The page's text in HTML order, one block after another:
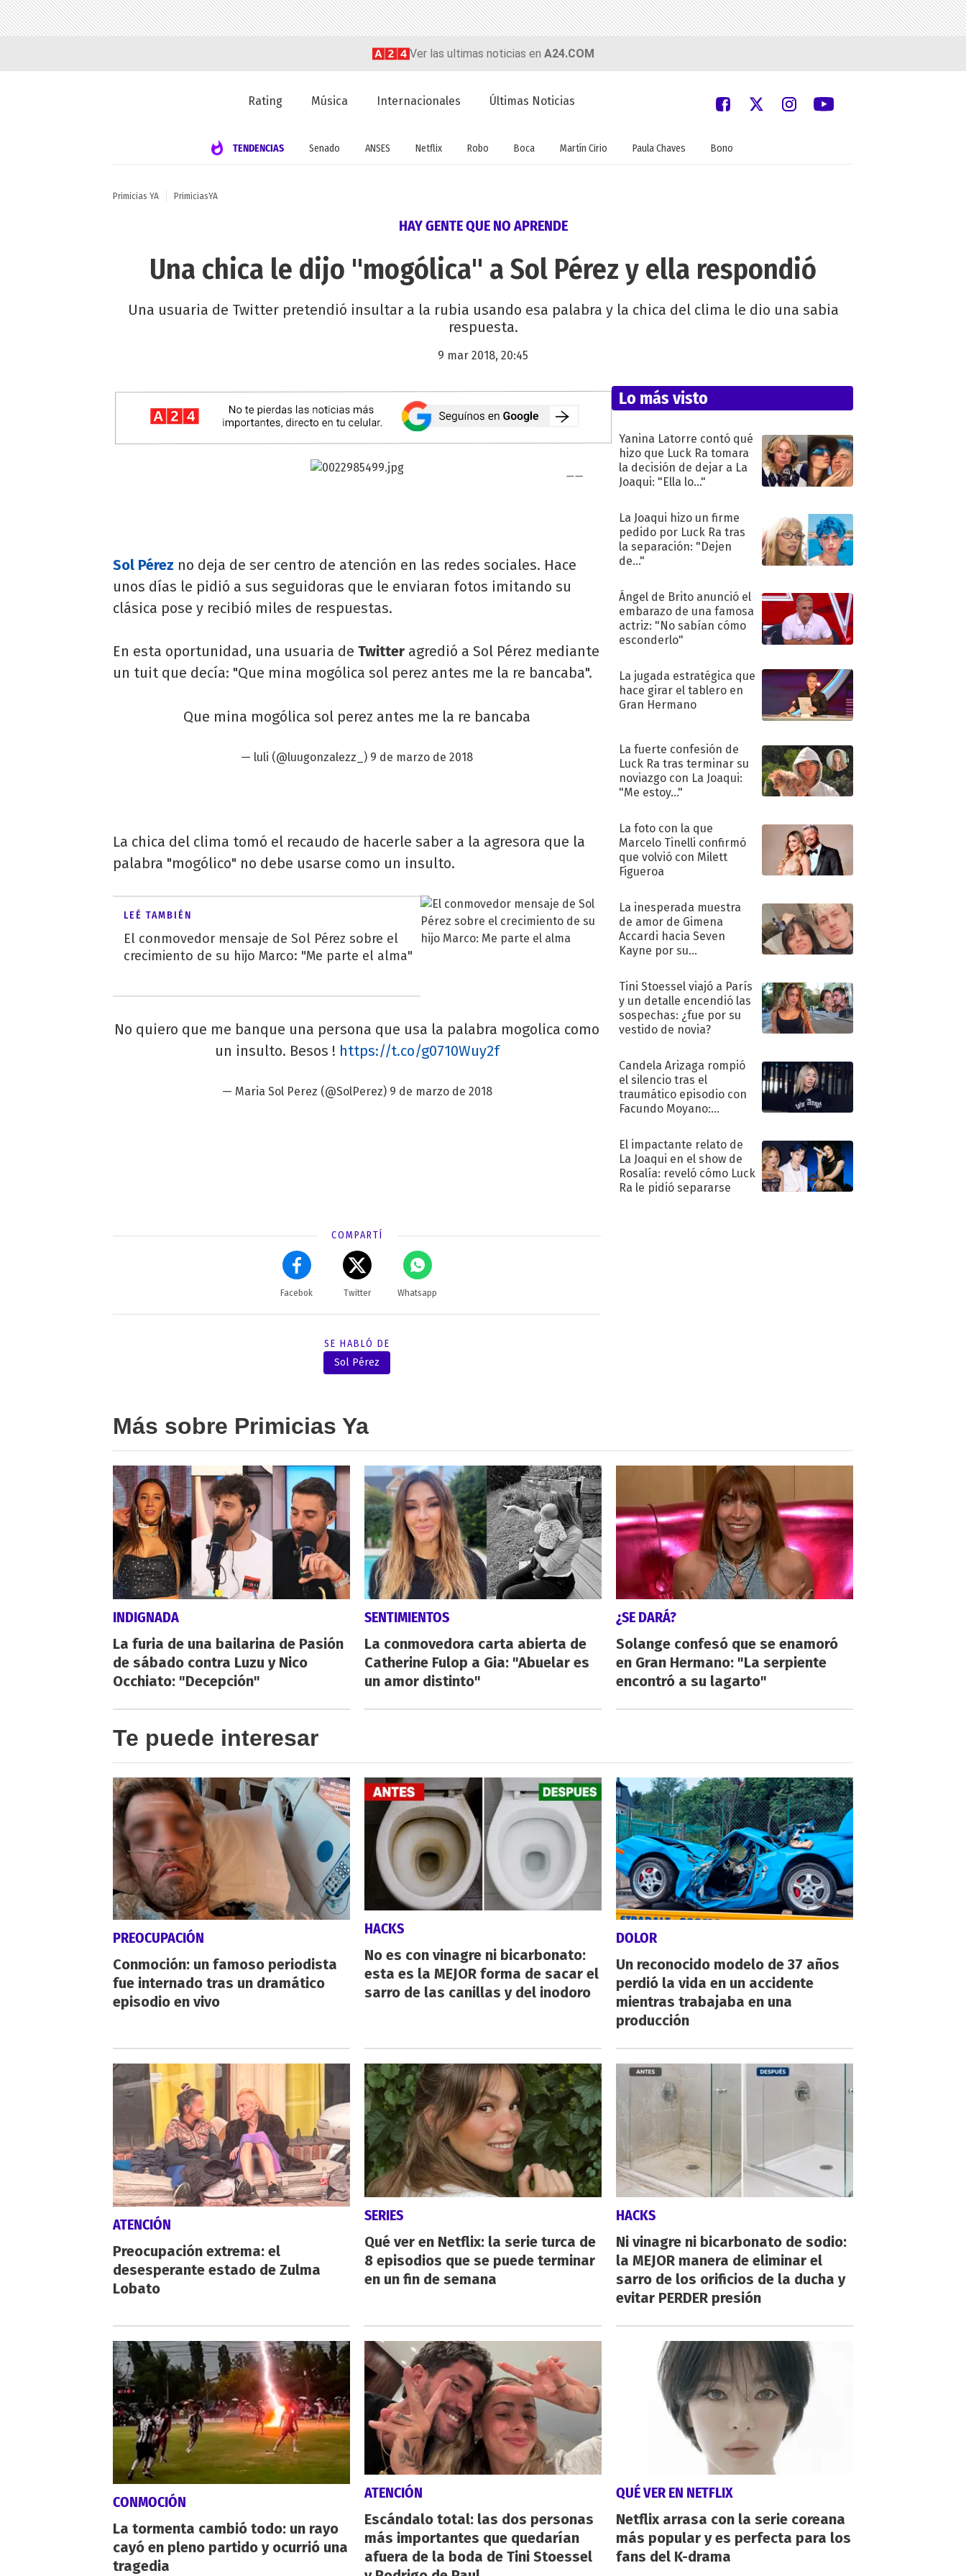
Ver las ultimas noticias en A24.COM
Rating Música Internacionales Últimas Noticias
TENDENCIAS Senado ANSES Netflix Robo Boca Martín Cirio Paula Chaves Bono
Primicias YA PrimiciasYA
HAY GENTE QUE NO APRENDE
Una chica le dijo "mogólica" a Sol Pérez y ella respondió
Una usuaria de Twitter pretendió insultar a la rubia usando esa palabra y la chica del clima le dio una sabia
respuesta.
9 mar 2018, 20:45
Sol Pérez no deja de ser centro de atención en las redes sociales. Hace
unos días le pidió a sus seguidoras que le enviaran fotos imitando su
clásica pose y recibió miles de respuestas.
En esta oportunidad, una usuaria de Twitter agredió a Sol Pérez mediante
un tuit que decía: "Que mina mogólica sol perez antes me la re bancaba".
Que mina mogólica sol perez antes me la re bancaba
— luli (@luugonzalezz_) 9 de marzo de 2018
La chica del clima tomó el recaudo de hacerle saber a la agresora que la
palabra "mogólico" no debe usarse como un insulto.
LEÉ TAMBIÉN
El conmovedor mensaje de Sol Pérez sobre el
crecimiento de su hijo Marco: "Me parte el alma"
No quiero que me banque una persona que usa la palabra mogolica como
un insulto. Besos ! https://t.co/g0710Wuy2f
— Maria Sol Perez (@SolPerez) 9 de marzo de 2018
COMPARTÍ
Facebok Twitter Whatsapp
SE HABLÓ DE
Sol Pérez
Lo más visto
Yanina Latorre contó qué
hizo que Luck Ra tomara
la decisión de dejar a La
Joaqui: "Ella lo..."
La Joaqui hizo un firme
pedido por Luck Ra tras
la separación: "Dejen
de..."
Ángel de Brito anunció el
embarazo de una famosa
actriz: "No sabían cómo
esconderlo"
La jugada estratégica que
hace girar el tablero en
Gran Hermano
La fuerte confesión de
Luck Ra tras terminar su
noviazgo con La Joaqui:
"Me estoy..."
La foto con la que
Marcelo Tinelli confirmó
que volvió con Milett
Figueroa
La inesperada muestra
de amor de Gimena
Accardi hacia Seven
Kayne por su
Tini Stoessel viajó a París
y un detalle encendió las
sospechas: ¿fue por su
vestido de novia?
Candela Arizaga rompió
el silencio tras el
traumático episodio con
Facundo Moyano:
El impactante relato de
La Joaqui en el show de
Rosalía: reveló cómo Luck
Ra le pidió separarse
Más sobre Primicias Ya
INDIGNADA
La furia de una bailarina de Pasión
de sábado contra Luzu y Nico
Occhiato: "Decepción"
SENTIMIENTOS
La conmovedora carta abierta de
Catherine Fulop a Gia: "Abuelar es
un amor distinto"
¿SE DARÁ?
Solange confesó que se enamoró
en Gran Hermano: "La serpiente
encontró a su lagarto"
Te puede interesar
PREOCUPACIÓN
Conmoción: un famoso periodista
fue internado tras un dramático
episodio en vivo
HACKS
No es con vinagre ni bicarbonato:
esta es la MEJOR forma de sacar el
sarro de las canillas y del inodoro
DOLOR
Un reconocido modelo de 37 años
perdió la vida en un accidente
mientras trabajaba en una
producción
ATENCIÓN
Preocupación extrema: el
desesperante estado de Zulma
Lobato
SERIES
Qué ver en Netflix: la serie turca de
8 episodios que se puede terminar
en un fin de semana
HACKS
Ni vinagre ni bicarbonato de sodio:
la MEJOR manera de eliminar el
sarro de los orificios de la ducha y
evitar PERDER presión
CONMOCIÓN
La tormenta cambió todo: un rayo
cayó en pleno partido y ocurrió una
tragedia
ATENCIÓN
Escándalo total: las dos personas
más importantes que quedarían
afuera de la boda de Tini Stoessel
QUÉ VER EN NETFLIX
Netflix arrasa con la serie coreana
más popular y es perfecta para los
fans del K-drama